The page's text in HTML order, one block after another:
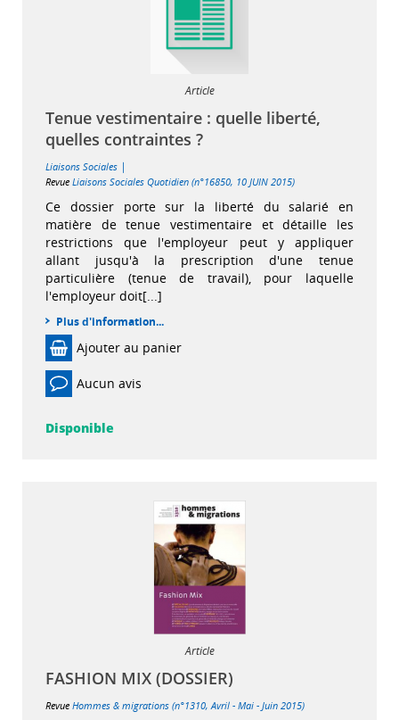
Article
Tenue vestimentaire : quelle liberté,
quelles contraintes ?
Liaisons Sociales |
Revue Liaisons Sociales Quotidien (n°16850, 10 JUIN 2015)
Ce dossier porte sur la liberté du salarié en
matière de tenue vestimentaire et détaille les
restrictions que l'employeur peut y appliquer
allant jusqu'à la prescription d'une tenue
particulière (tenue de travail), pour laquelle
l'employeur doit[...]
Plus d'information...
Ajouter au panier
Aucun avis
Disponible
Article
FASHION MIX (DOSSIER)
Revue Hommes & migrations (n°1310, Avril - Mai - Juin 2015)